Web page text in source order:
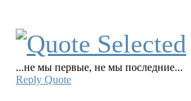
...не мы первые, не мы последние...
Reply Quote